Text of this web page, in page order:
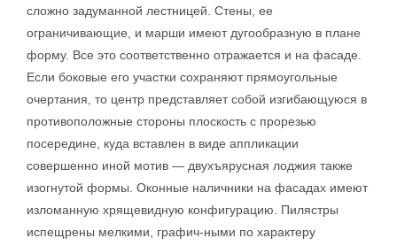
сложно задуманной лестницей. Стены, ее
ограничивающие, и марши имеют дугообразную в плане
форму. Все это соответственно отражается и на фасаде.
Если боковые его участки сохраняют прямоугольные
очертания, то центр представляет собой изгибающуюся в
противоположные стороны плоскость с прорезью
посередине, куда вставлен в виде аппликации
совершенно иной мотив — двухъярусная лоджия также
изогнутой формы. Оконные наличники на фасадах имеют
изломанную хрящевидную конфигурацию. Пилястры
испещрены мелкими, графич-ными по характеру